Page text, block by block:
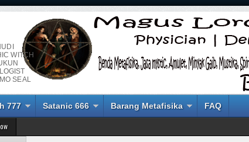
WITCH
SEAL
777 Satanic 666 Barang Metafisika FAQ